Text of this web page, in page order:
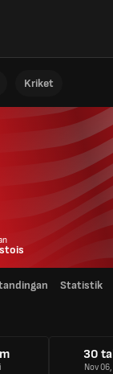
Kriket
Statistik
30
Nov